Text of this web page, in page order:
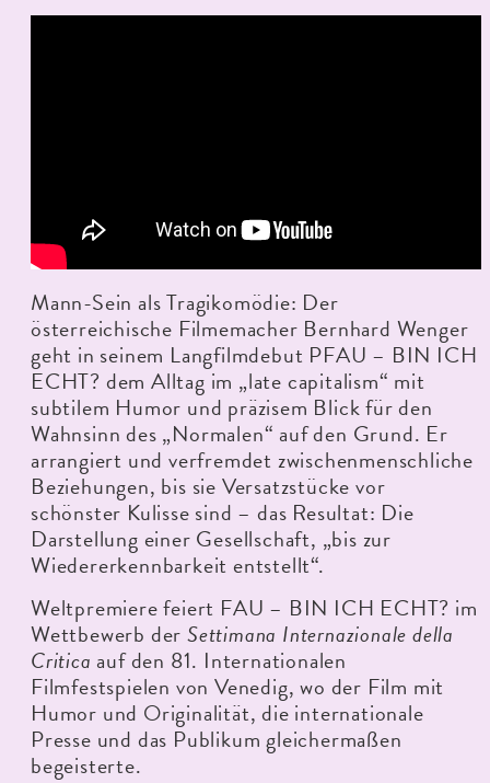
Mann-Sein als Tragikomödie: Der
österreichische Filmemacher Bernhard Wenger
geht in seinem Langfilmdebut PFAU – BIN ICH
ECHT? dem Alltag im „late capitalism“ mit
subtilem Humor und präzisem Blick für den
Wahnsinn des „Normalen“ auf den Grund. Er
arrangiert und verfremdet zwischenmenschliche
Beziehungen, bis sie Versatzstücke vor
schönster Kulisse sind – das Resultat: Die
Darstellung einer Gesellschaft, „bis zur
Wiedererkennbarkeit entstellt“.
Weltpremiere feiert FAU – BIN ICH ECHT? im
Wettbewerb derSettimana Internazionale della
Critica auf den 81. Internationalen
Filmfestspielen von Venedig, wo der Film mit
Humor und Originalität, die internationale
Presse und das Publikum gleichermaßen
begeisterte.